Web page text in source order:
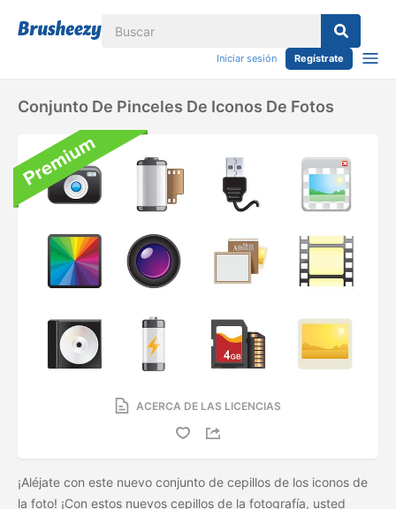
Iniciar sesión Regístrate
Conjunto De Pinceles De Iconos De Fotos
ACERCA DE LAS LICENCIAS
¡Aléjate con este nuevo conjunto de cepillos de los iconos de
la foto! ¡Con estos nuevos cepillos de la fotografía, usted